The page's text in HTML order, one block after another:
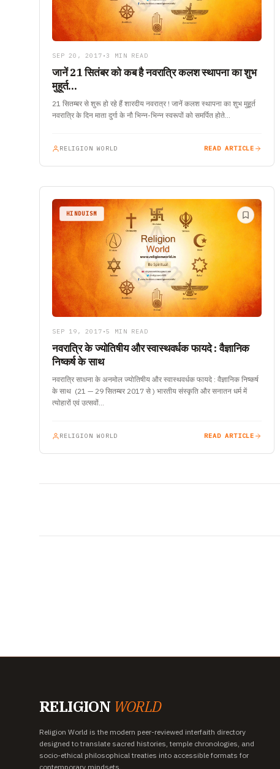
SEP 20, 2017 • 3 MIN READ
जानें 21 सितंबर को कब है नवरात्रि कलश स्थापना का शुभ
मुहूर्त…
21 सितम्बर से शुरू हो रहे हैं शारदीय नवरात्र ! जानें कलश स्थापना का शुभ मुहूर्त
नवरात्रि के दिन माता दुर्गा के नौ भिन्न-भिन्न स्वरूपों को समर्पित होते…
RELIGION WORLD READ ARTICLE
HINDUISM
SEP 19, 2017 •5 MIN READ
नवरात्रि के ज्योतिषीय और स्वास्थवर्धक फायदे : वैज्ञानिक
निष्कर्ष के साथ
नवरात्रि साधना के अनमोल ज्योतिषीय और स्वास्थवर्धक फायदे : वैज्ञानिक निष्कर्ष
के साथ (21 — 29 सितम्बर 2017 से ) भारतीय संस्कृति और सनातन धर्म में
त्योहारों एवं उत्सवों…
RELIGION WORLD READ ARTICLE
RELIGION WORLD
Religion World is the modern peer-reviewed interfaith directory
designed to translate sacred histories, temple chronologies, and
socio-ethical philosophical treaties into accessible formats for
contemporary mindsets.